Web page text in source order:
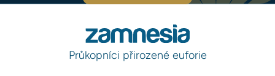
Průkopníci přirozené euforie